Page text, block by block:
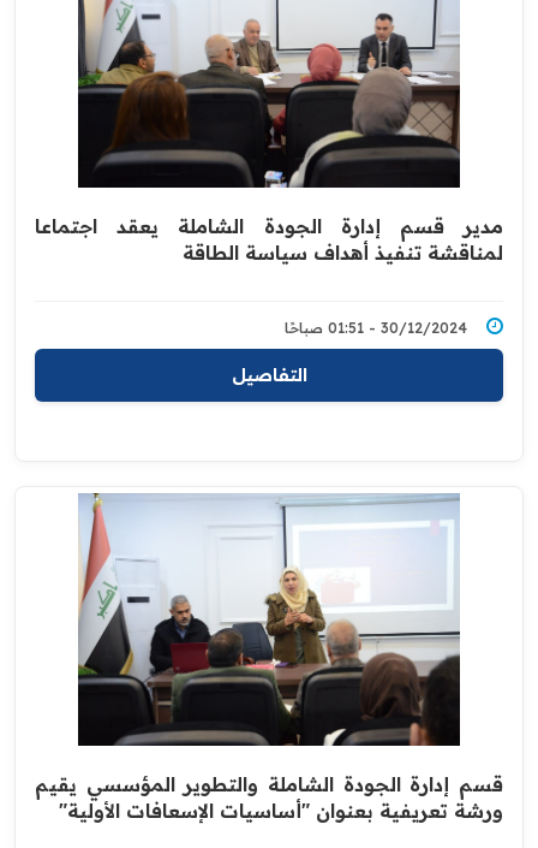
مدير قسم إدارة الجودة الشاملة يعقد اجتماعا
لمناقشة تنفيذ أهداف سياسة الطاقة
30/12/2024 - 01:51 صباحًا
التفاصيل
قسم إدارة الجودة الشاملة والتطوير المؤسسي يقيم
ورشة تعريفية بعنوان "أساسيات الإسعافات الأولية"